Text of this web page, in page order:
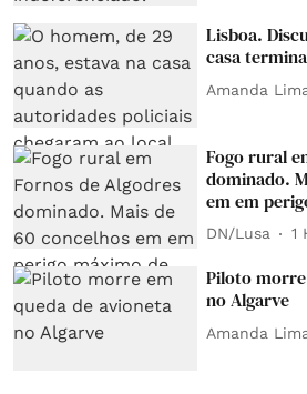
Lisboa.
casa
Amanda
Fogo rural
dominado.
em em
DN/Lusa 1
Piloto
no Algarve
Amanda